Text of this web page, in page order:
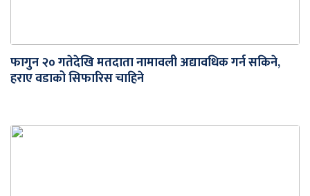
फागुन २० गतेदेखि मतदाता नामावली अद्यावधिक गर्न सकिने,
हराए वडाको सिफारिस चाहिने